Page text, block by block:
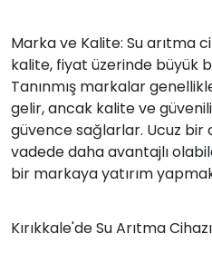
Marka ve Kalite: Su arıtma
kalite, fiyat üzerinde büyük
Tanınmış markalar
gelir, ancak kalite ve
güvence sağlarlar. Ucuz bir
vadede daha avantajlı
bir markaya yatırım
Kırıkkale'de Su Arıtma